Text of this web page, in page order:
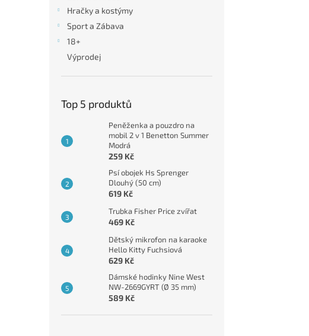
Hračky a kostýmy
Sport a Zábava
18+
Výprodej
Top 5 produktů
Peněženka a pouzdro na
mobil 2 v 1 Benetton Summer
Modrá
259 Kč
Psí obojek Hs Sprenger
Dlouhý (50 cm)
619 Kč
Trubka Fisher Price zvířat
469 Kč
Dětský mikrofon na karaoke
Hello Kitty Fuchsiová
629 Kč
Dámské hodinky Nine West
NW-2669GYRT (Ø 35 mm)
589 Kč